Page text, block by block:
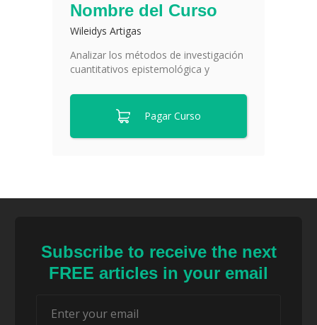
Nombre del Curso
Wileidys Artigas
Analizar los métodos de investigación
cuantitativos epistemológica y
Pagar Curso
Subscribe to receive the next
FREE articles in your email